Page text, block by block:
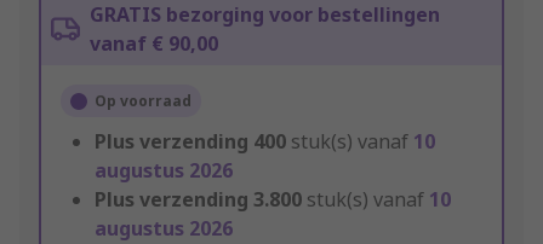
GRATIS bezorging voor bestellingen
vanaf € 90,00
Op voorraad
Plus verzending 400 stuk(s) vanaf 10
augustus 2026
Plus verzending 3.800 stuk(s) vanaf 10
augustus 2026